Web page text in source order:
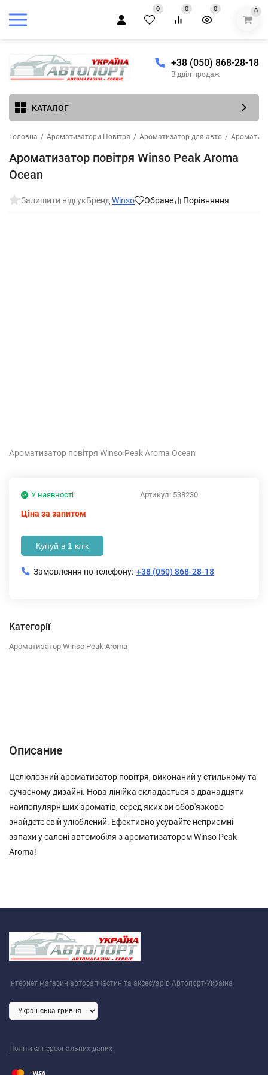
0 0 0 0
+38 (050) 868-28-18
Відділ продаж
КАТАЛОГ
Головна / Ароматизатори Повітря / Ароматизатор для авто /
Ароматизатор повітря Winso Peak Aroma
Ocean
Залишити відгукБренд:Winso Обране Порівняння
Ароматизатор повітря Winso Peak Aroma Ocean
Артикул: 538230
У наявності
Ціна за запитом
Купуй в 1 клік
Замовлення по телефону: +38 (050) 868-28-18
Категорії
Ароматизатор Winso Peak Aroma
Описание
Целюлозний ароматизатор повітря, виконаний у стильному та
сучасному дизайні. Нова лінійка складається з дванадцяти
найпопулярніших ароматів, серед яких ви обов'язково
знайдете свій улюблений. Ефективно усувайте неприємні
запахи у салоні автомобіля з ароматизатором Winso Peak
Aroma!
Інтернет магазин автозапчастин та аксесуарів Автопорт-Україна
Політика персональних даних